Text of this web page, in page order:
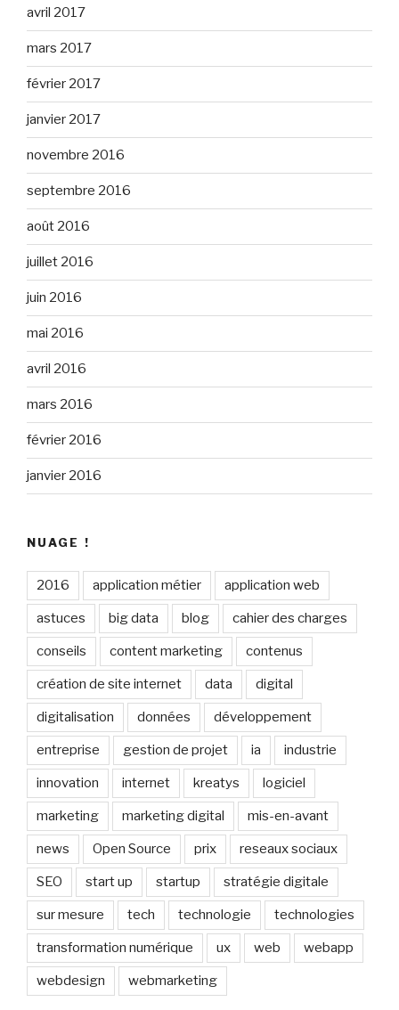
avril 2017
mars 2017
février 2017
janvier 2017
novembre 2016
septembre 2016
août 2016
juillet 2016
juin 2016
mai 2016
avril 2016
mars 2016
février 2016
janvier 2016
NUAGE !
2016 application métier application web
astuces big data blog cahier des charges
conseils content marketing contenus
création de site internet data digital
digitalisation données développement
entreprise gestion de projet ia industrie
innovation internet kreatys logiciel
marketing marketing digital mis-en-avant
news Open Source prix reseaux sociaux
SEO start up startup stratégie digitale
sur mesure tech technologie technologies
transformation numérique ux web webapp
webdesign webmarketing